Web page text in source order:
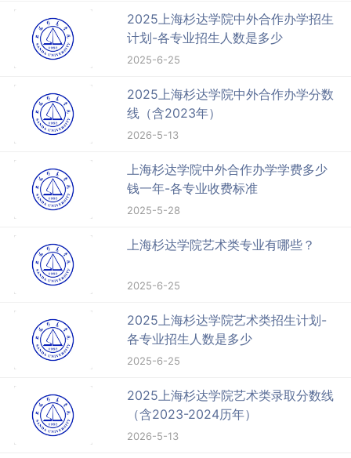
2025上海杉达学院中外合作办学招生
计划-各专业招生人数是多少
2025-6-25
2025上海杉达学院中外合作办学分数
线（含2023年）
2026-5-13
上海杉达学院中外合作办学学费多少
钱一年-各专业收费标准
2025-5-28
上海杉达学院艺术类专业有哪些？
2025-6-25
2025上海杉达学院艺术类招生计划-
各专业招生人数是多少
2025-6-25
2025上海杉达学院艺术类录取分数线
（含2023-2024历年）
2026-5-13